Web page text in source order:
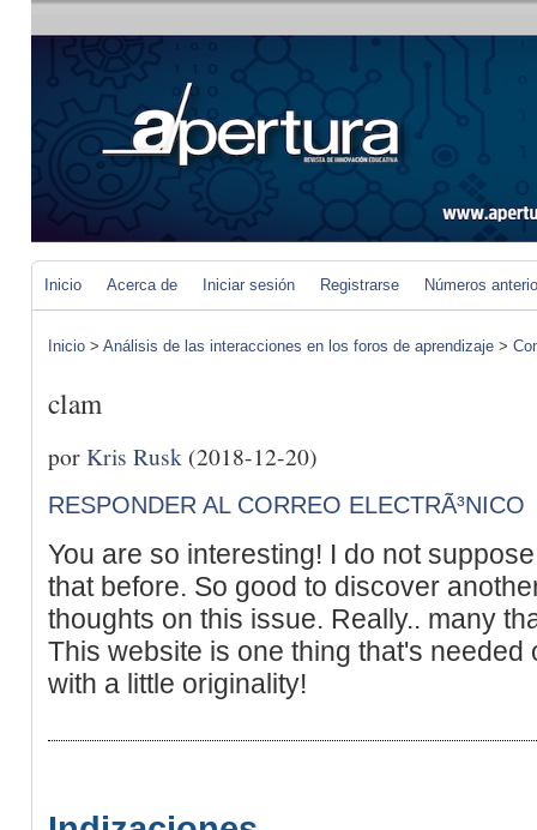
Inicio Acerca de Iniciar sesión Registrarse Números
Inicio > Análisis de las interacciones en los foros de aprendizaje >
clam
porKris Rusk (2018-12-20)
RESPONDER AL CORREO ELECTRÃ³NICO
You are so interesting! I do not
that before. So good to discover
thoughts on this issue. Really.. many
This website is one thing that's needed
with a little originality!